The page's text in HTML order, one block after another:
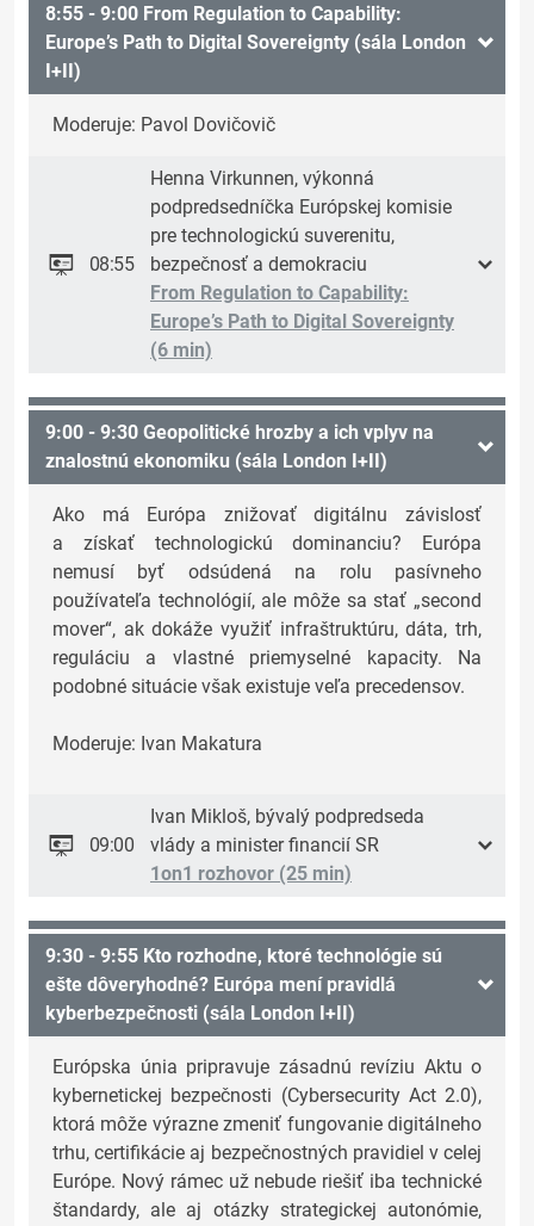
8:55 - 9:00 From Regulation to Capability:
Europe’s Path to Digital Sovereignty (sála London
I+II)
Moderuje: Pavol Dovičovič
08:55
Henna Virkunnen, výkonná
podpredsedníčka Európskej komisie
pre technologickú suverenitu,
bezpečnosť a demokraciu
From Regulation to Capability:
Europe’s Path to Digital Sovereignty
(6 min)
9:00 - 9:30 Geopolitické hrozby a ich vplyv na
znalostnú ekonomiku (sála London I+II)
Ako má Európa znižovať digitálnu závislosť
a získať technologickú dominanciu? Európa
nemusí byť odsúdená na rolu pasívneho
používateľa technológií, ale môže sa stať „second
mover“, ak dokáže využiť infraštruktúru, dáta, trh,
reguláciu a vlastné priemyselné kapacity. Na
podobné situácie však existuje veľa precedensov.
Moderuje: Ivan Makatura
09:00
Ivan Mikloš, bývalý podpredseda
vlády a minister financií SR
1on1 rozhovor (25 min)
9:30 - 9:55 Kto rozhodne, ktoré technológie sú
ešte dôveryhodné? Európa mení pravidlá
kyberbezpečnosti (sála London I+II)
Európska únia pripravuje zásadnú revíziu Aktu o
kybernetickej bezpečnosti (Cybersecurity Act 2.0),
ktorá môže výrazne zmeniť fungovanie digitálneho
trhu, certifikácie aj bezpečnostných pravidiel v celej
Európe. Nový rámec už nebude riešiť iba technické
štandardy, ale aj otázky strategickej autonómie,